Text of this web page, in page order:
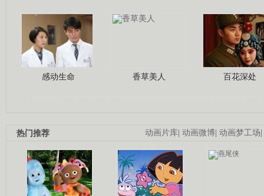
感动生命 香草美人 百花深处
动画片库 动画微博 动画梦工场
热门推荐